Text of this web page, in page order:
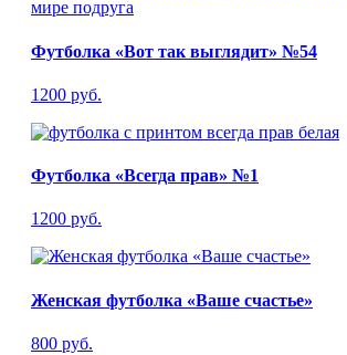
Футболка «Вот так выглядит» №54
1200 руб.
Футболка «Всегда прав» №1
1200 руб.
Женская футболка «Ваше счастье»
800 руб.